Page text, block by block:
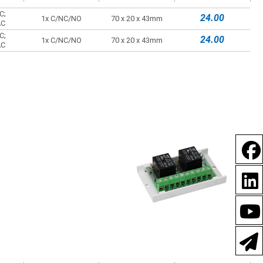
1x C/NC/NO 70 x 20 x 43mm 24.00
1x C/NC/NO 70 x 20 x 43mm 24.00